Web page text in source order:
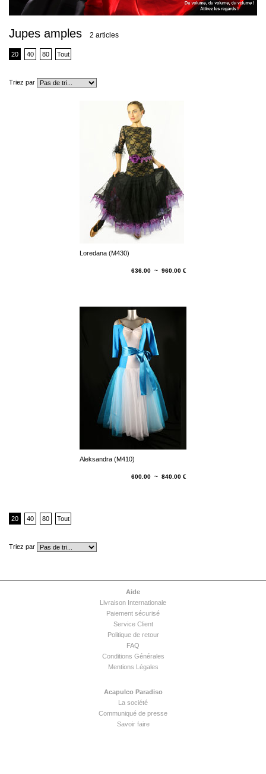
Jupes amples 2 articles
Triez par
20 40 80 Tout
Loredana (M430)
636.00 ~ 960.00 €
Aleksandra (M410)
600.00 ~ 840.00 €
Triez par
20 40 80 Tout
Aide
Livraison Internationale
Paiement sécurisé
Service Client
Politique de retour
FAQ
Conditions Générales
Mentions Légales
Acapulco Paradiso
La société
Communiqué de presse
Savoir faire